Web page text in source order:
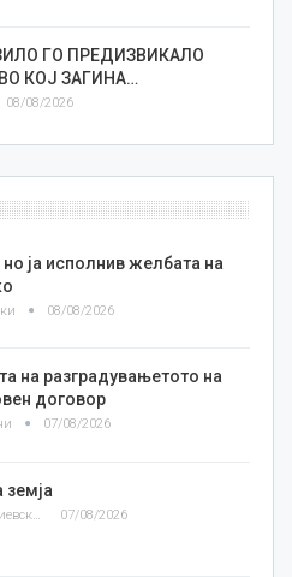
ГО ПРЕДИЗВИКАЛО
КОЈ ЗАГИНА…
08/08/2026
ја исполнив желбата на
08/08/2026
на разградувањетото на
договор
07/08/2026
земја
Златко Теодосиевски 07/08/2026